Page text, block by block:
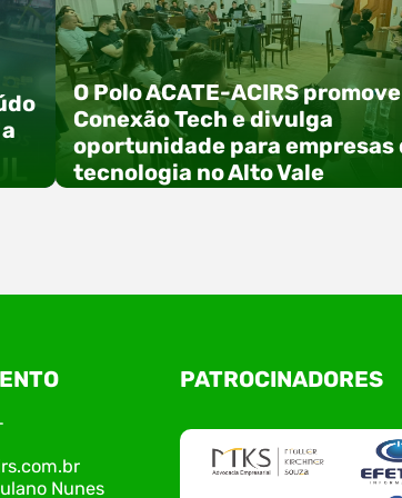
O Polo ACATE-ACIRS promove
Conexão Tech e divulga
oportunidade para empresas
tecnologia no Alto Vale
O Polo ACATE-ACIRS, por meio do
de Tecnologia da Informação do Alto
Conexão Tech NIAVI, reunindo
tecnologia da região para uma noite de
networking, conteúdo estratégico e
Nunes
PATROCINADORES